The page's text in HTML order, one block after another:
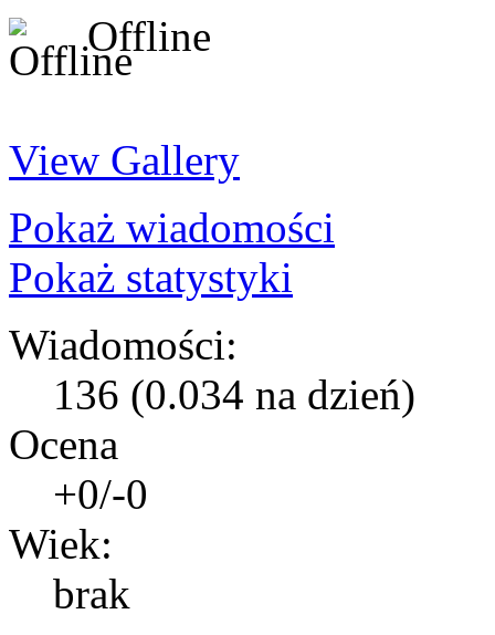
Offline
View Gallery
Pokaż wiadomości
Pokaż statystyki
Wiadomości:
136 (0.034 na dzień)
Ocena
+0/-0
Wiek:
brak